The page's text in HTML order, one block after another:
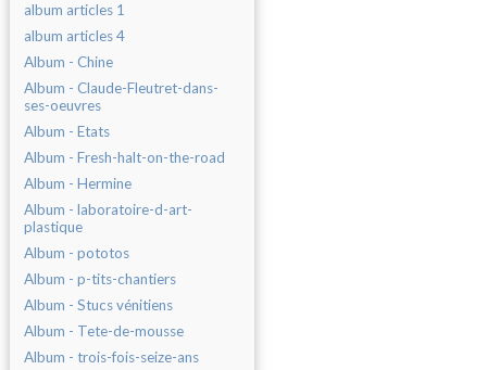
album articles 1
album articles 4
Album - Chine
Album - Claude-Fleutret-dans-
ses-oeuvres
Album - Etats
Album - Fresh-halt-on-the-road
Album - Hermine
Album - laboratoire-d-art-
plastique
Album - pototos
Album - p-tits-chantiers
Album - Stucs vénitiens
Album - Tete-de-mousse
Album - trois-fois-seize-ans